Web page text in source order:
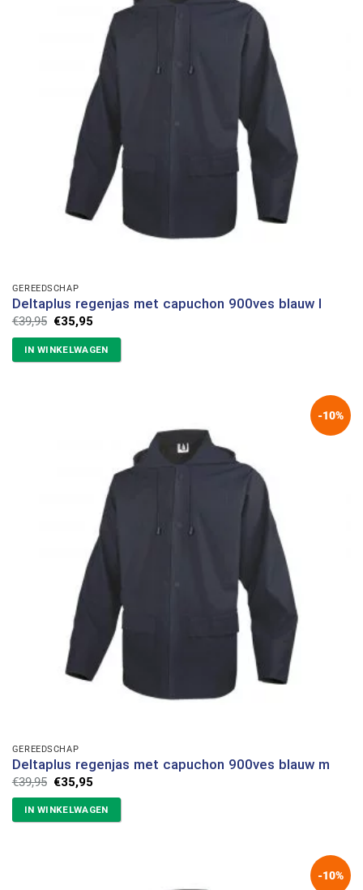
GEREEDSCHAP
Deltaplus regenjas met capuchon 900ves blauw l
€39,95 Oorspronkelijke
prijs
was:
€39,95.
€35,95Huidige
is:
€35,95.
IN WINKELWAGEN
-10%
GEREEDSCHAP
Deltaplus regenjas met capuchon 900ves blauw m
€39,95 Oorspronkelijke
prijs
was:
€39,95.
€35,95Huidige
is:
€35,95.
IN WINKELWAGEN
-10%